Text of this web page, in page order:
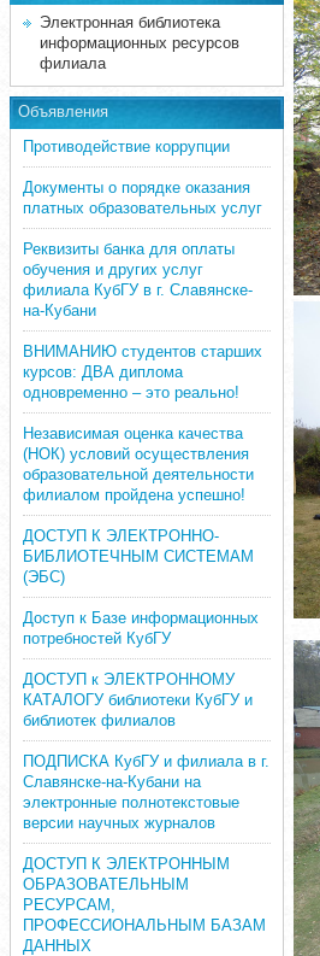
Электронная библиотека
информационных ресурсов
филиала
Объявления
Противодействие коррупции
Документы о порядке оказания
платных образовательных услуг
Реквизиты банка для оплаты
обучения и других услуг
филиала КубГУ в г. Славянске-
на-Кубани
ВНИМАНИЮ студентов старших
курсов: ДВА диплома
одновременно – это реально!
Независимая оценка качества
(НОК) условий осуществления
образовательной деятельности
филиалом пройдена успешно!
ДОСТУП К ЭЛЕКТРОННО-
БИБЛИОТЕЧНЫМ СИСТЕМАМ
(ЭБС)
Доступ к Базе информационных
потребностей КубГУ
ДОСТУП к ЭЛЕКТРОННОМУ
КАТАЛОГУ библиотеки КубГУ и
библиотек филиалов
ПОДПИСКА КубГУ и филиала в г.
Славянске-на-Кубани на
электронные полнотекстовые
версии научных журналов
ДОСТУП К ЭЛЕКТРОННЫМ
ОБРАЗОВАТЕЛЬНЫМ
РЕСУРСАМ,
ПРОФЕССИОНАЛЬНЫМ БАЗАМ
ДАННЫХ